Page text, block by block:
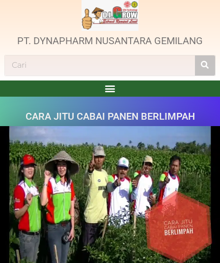
PT. DYNAPHARM NUSANTARA GEMILANG
CARA JITU CABAI PANEN BERLIMPAH